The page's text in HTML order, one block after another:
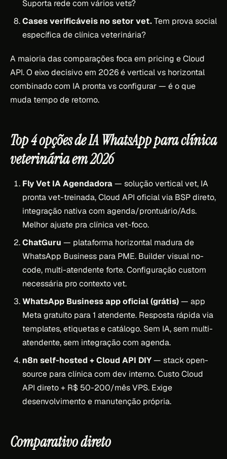
Suporta rede com vários vets?
Cases verificáveis no setor vet.Tem prova social
específica de clínica veterinária?
A maioria das comparações foca em pricing e Cloud
API. O eixo decisivo em 2026 é vertical vs horizontal
combinado com IA pronta vs configurar — é o que
muda tempo de retorno.
Top 4 opções de IA WhatsApp para clínica
veterinária em 2026
Fly Vet IA Agendadora— solução vertical vet, IA
pronta vet-treinada, Cloud API oficial via BSP direto,
integração nativa com agenda/prontuário/Ads.
Melhor ajuste pra clínica vet-foco.
ChatGuru — plataforma horizontal madura de
WhatsApp Business para PME. Builder visual no-
code, multi-atendente forte. Configuração custom
necessária pro contexto vet.
WhatsApp Business app oficial (grátis)— app
Meta gratuito para 1 atendente. Resposta rápida via
templates, etiquetas e catálogo. Sem IA, sem multi-
atendente, sem integração com agenda.
n8n self-hosted + Cloud API DIY— stack open-
source para clínica com dev interno. Custo Cloud
API direto + R$ 50-200/mês VPS. Exige
desenvolvimento e manutenção própria.
Comparativo direto